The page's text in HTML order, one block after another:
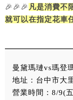
🎉 🎉 🎉 凡是消費不
就可以在指定花車
曼黛瑪璉vs瑪登
地址：台中市大
營業時間：8/9(